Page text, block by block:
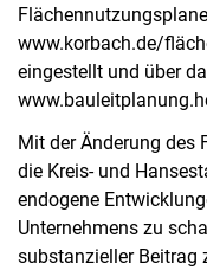
www.korbach.de/
eingestellt und über
Mit der Änderung des
die Kreis- und
endogene
Unternehmens zu
substanzieller Beitrag